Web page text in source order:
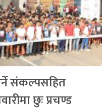
संकल्पसहित
छुः प्रचण्ड